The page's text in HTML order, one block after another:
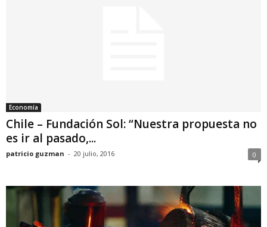
Economía
Chile – Fundación Sol: “Nuestra propuesta no
es ir al pasado,...
patricio guzman - 20 julio, 2016 0